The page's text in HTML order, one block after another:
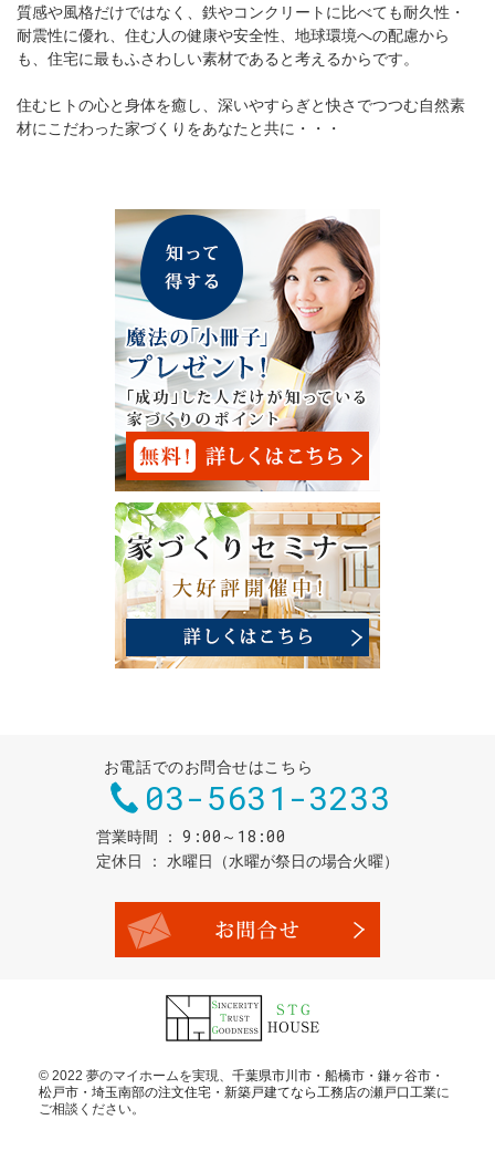
質感や風格だけではなく、鉄やコンクリートに比べても耐久性・
耐震性に優れ、住む人の健康や安全性、地球環境への配慮から
も、住宅に最もふさわしい素材であると考えるからです。
住むヒトの心と身体を癒し、深いやすらぎと快さでつつむ自然素
材にこだわった家づくりをあなたと共に・・・
お電話でのお問合せはこちら
03-5631-3233
営業時間 9:00～18:00
定休日 水曜日（水曜が祭日の場合火曜）
© 2022 夢のマイホームを実現、 千葉県市川市・船橋市・鎌ヶ谷市・
松戸市・埼玉南部の注文住宅・新築戸建てなら工務店の瀬戸口工業に
ご相談ください。